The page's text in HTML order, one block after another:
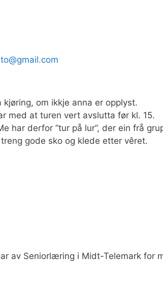
om ikkje anna er opplyst.
med at turen vert avslutta før kl. 15.
har derfor ”tur på lur”, der ein frå
gode sko og klede etter vêret.
av Seniorlæring i Midt-Telemark for